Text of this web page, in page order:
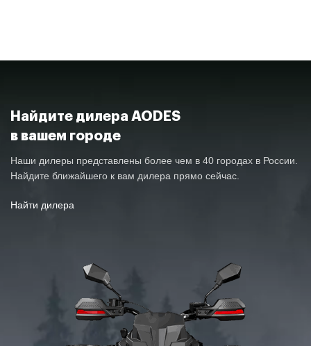
ЗАДНИЙ ТОРМОЗНОЙ МЕХАНИЗМ
тормозных
Найдите дилера AODES
в вашем городе
Наши дилеры представлены более чем в 40 городах в России.
Найдите ближайшего к вам дилера прямо сейчас.
Найти дилера